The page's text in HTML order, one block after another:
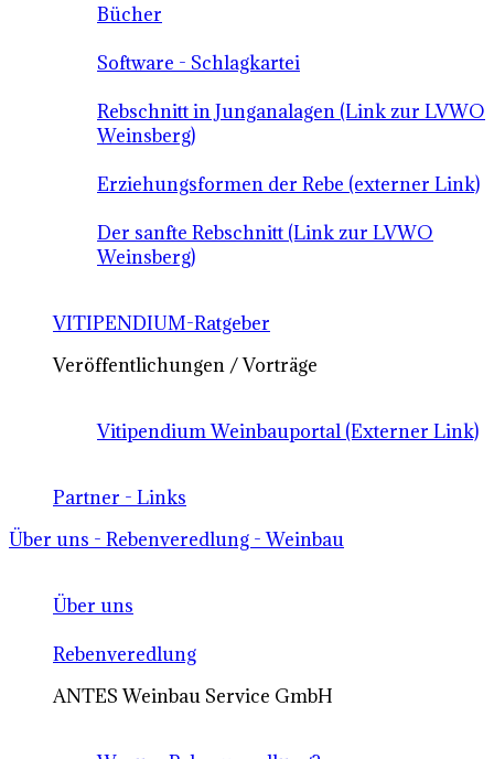
Bücher
Software - Schlagkartei
Rebschnitt in Junganalagen (Link zur LVWO
Weinsberg)
Erziehungsformen der Rebe (externer Link)
Der sanfte Rebschnitt (Link zur LVWO
Weinsberg)
VITIPENDIUM-Ratgeber
Veröffentlichungen / Vorträge
Vitipendium Weinbauportal (Externer Link)
Partner - Links
Über uns - Rebenveredlung - Weinbau
Über uns
Rebenveredlung
ANTES Weinbau Service GmbH